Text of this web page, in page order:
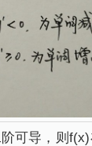
可导，则f(x)